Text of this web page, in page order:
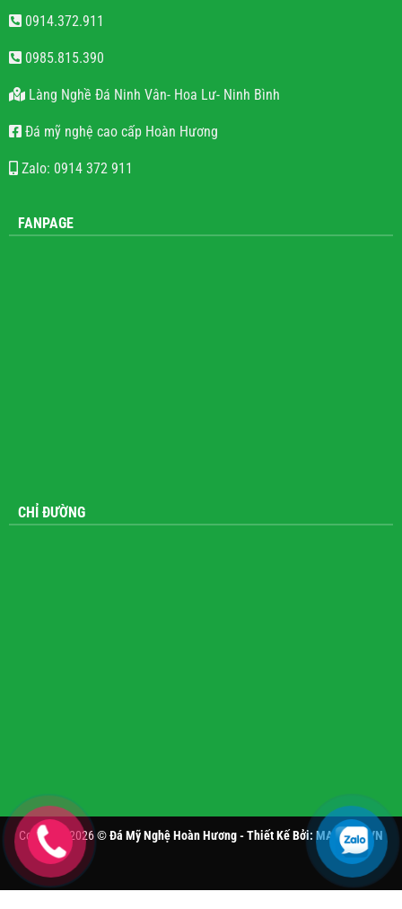
0914.372.911
0985.815.390
Làng Nghề Đá Ninh Vân- Hoa Lư- Ninh Bình
Đá mỹ nghệ cao cấp Hoàn Hương
Zalo: 0914 372 911
FANPAGE
CHỈ ĐƯỜNG
Copyright 2026 ©Đá Mỹ Nghệ Hoàn Hương - Thiết Kế Bởi: MANHAN.VN